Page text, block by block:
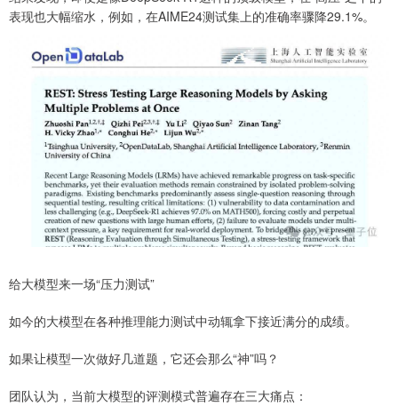
表现也大幅缩水，例如，在AIME24测试集上的准确率骤降29.1%。
给大模型来一场“压力测试”
如今的大模型在各种推理能力测试中动辄拿下接近满分的成绩。
如果让模型一次做好几道题，它还会那么“神”吗？
团队认为，当前大模型的评测模式普遍存在三大痛点：